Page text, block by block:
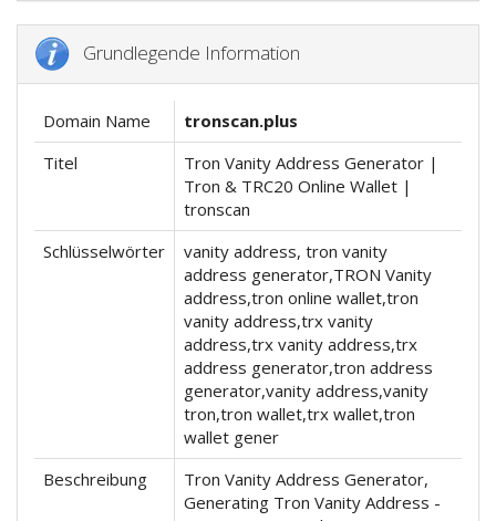
Grundlegende Information
Domain Name
tronscan.plus
Titel
Tron Vanity Address Generator |
Tron & TRC20 Online Wallet |
tronscan
Schlüsselwörter
vanity address, tron vanity
address generator,TRON Vanity
address,tron online wallet,tron
vanity address,trx vanity
address,trx vanity address,trx
address generator,tron address
generator,vanity address,vanity
tron,tron wallet,trx wallet,tron
wallet gener
Beschreibung
Tron Vanity Address Generator,
Generating Tron Vanity Address -